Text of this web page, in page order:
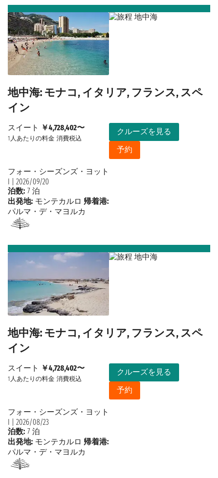
地中海: モナコ, イタリア, フランス, スペ
イン
スイート ￥4,728,402〜
1人あたりの料金 消費税込
クルーズを見る
予約
フォー・シーズンズ・ヨット
2026/09/20
泊数: 7 泊
出発地: モンテカルロ 帰着港:
パルマ・デ・マヨルカ
地中海: モナコ, イタリア, フランス, スペ
イン
スイート ￥4,728,402〜
1人あたりの料金 消費税込
クルーズを見る
予約
フォー・シーズンズ・ヨット
I
2026/08/23
泊数: 7 泊
出発地: モンテカルロ 帰着港:
パルマ・デ・マヨルカ